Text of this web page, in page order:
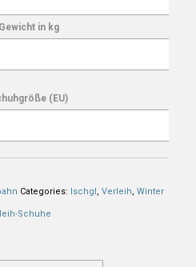
Gewicht in kg
(EU)
Categories: Ischgl , Verleih, Winter
Schuhe